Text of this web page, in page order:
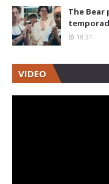
The
18:31
VIDEO